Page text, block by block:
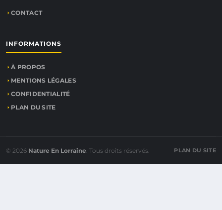
CONTACT
INFORMATIONS
À PROPOS
MENTIONS LÉGALES
CONFIDENTIALITÉ
PLAN DU SITE
© 2026 Nature En Lorraine. Tous droits réservés. PLAN DU SITE